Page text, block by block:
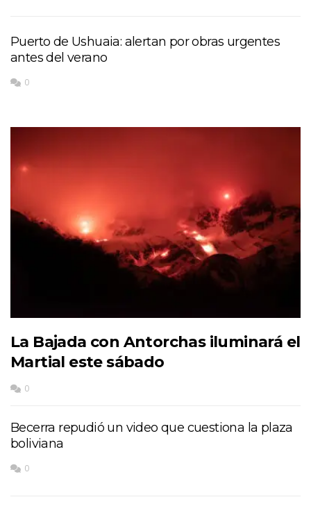
Puerto de Ushuaia: alertan por obras urgentes
antes del verano
0
La Bajada con Antorchas iluminará el
Martial este sábado
0
Becerra repudió un video que cuestiona la plaza
boliviana
0